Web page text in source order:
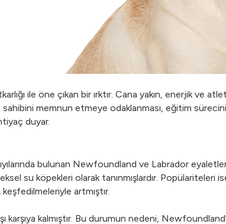
ile öne çıkan bir ırktır. Cana yakın, enerjik ve
memnun etmeye odaklanması, eğitim
duyar.
bulunan Newfoundland ve Labrador
su köpekleri olarak tanınmışlardır. Popülariteleri
artmıştır.
kalmıştır. Bu durumun nedeni,